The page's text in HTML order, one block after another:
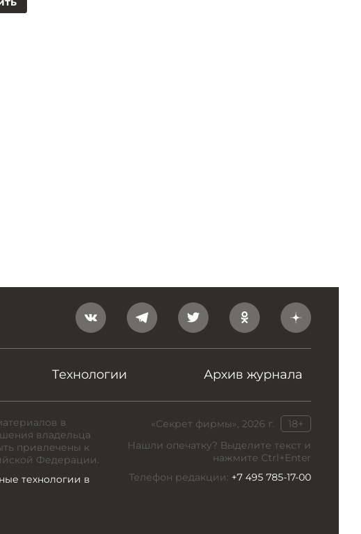
Технологии Архив журнала
«Секрет фирмы», 2026 г.
18+
Нашли опечатку? Выделите текст и
нажмите Ctrl+Enter
Телефон редакции: +7 495 785-17-00
в
владельца
привлечены к
Федерации.
технологии в